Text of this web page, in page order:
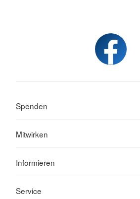
Spenden
Mitwirken
Informieren
Service